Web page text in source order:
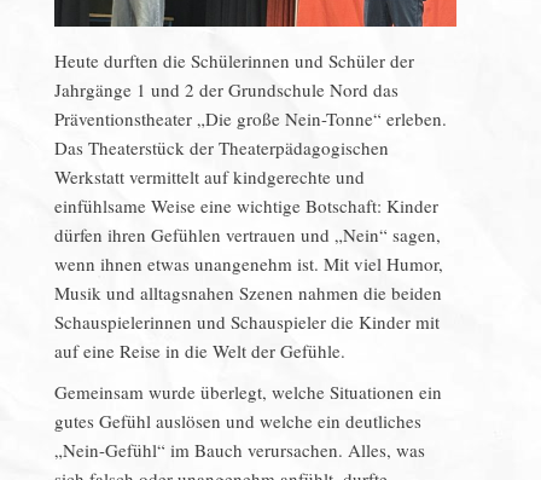
Heute durften die Schülerinnen und Schüler der
Jahrgänge 1 und 2 der Grundschule Nord das
Präventionstheater „Die große Nein-Tonne“ erleben.
Das Theaterstück der Theaterpädagogischen
Werkstatt vermittelt auf kindgerechte und
einfühlsame Weise eine wichtige Botschaft: Kinder
dürfen ihren Gefühlen vertrauen und „Nein“ sagen,
wenn ihnen etwas unangenehm ist. Mit viel Humor,
Musik und alltagsnahen Szenen nahmen die beiden
Schauspielerinnen und Schauspieler die Kinder mit
auf eine Reise in die Welt der Gefühle.
Gemeinsam wurde überlegt, welche Situationen ein
gutes Gefühl auslösen und welche ein deutliches
„Nein-Gefühl“ im Bauch verursachen. Alles, was